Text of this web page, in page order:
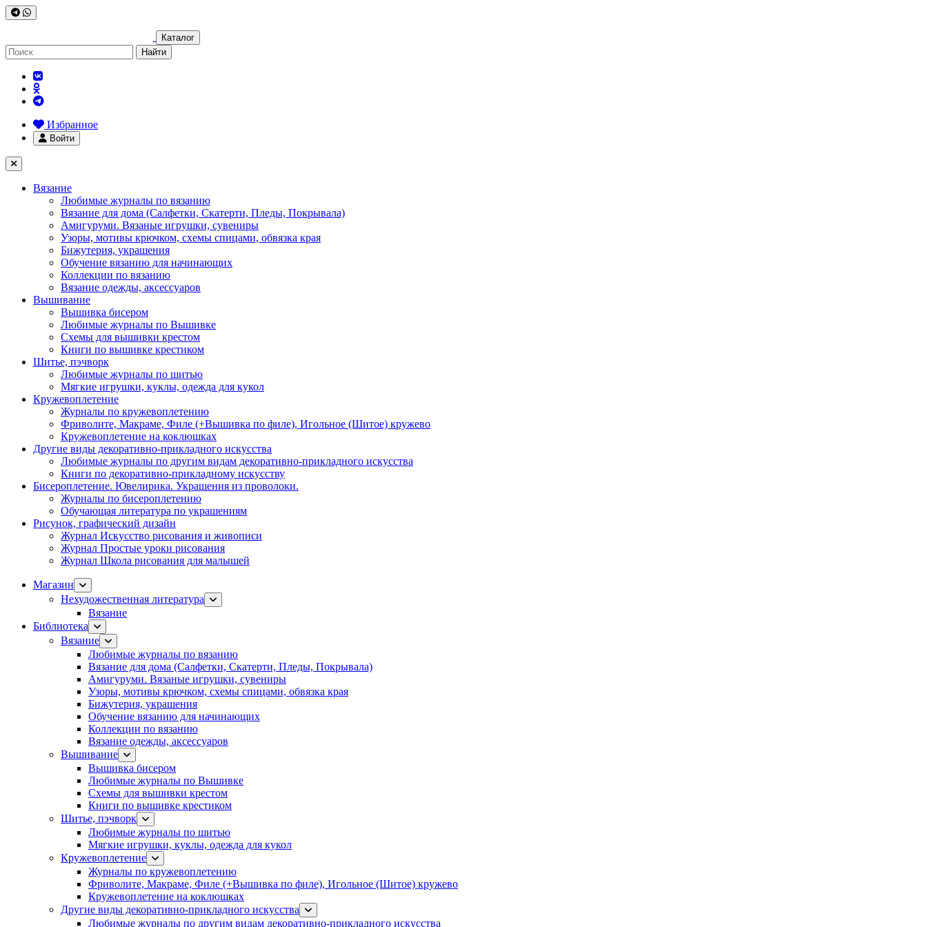
Каталог
Найти
Избранное
Войти
Вязание
Любимые журналы по вязанию
Вязание для дома (Салфетки, Скатерти, Пледы, Покрывала)
Амигуруми. Вязаные игрушки, сувениры
Узоры, мотивы крючком, схемы спицами, обвязка края
Бижутерия, украшения
Обучение вязанию для начинающих
Коллекции по вязанию
Вязание одежды, аксессуаров
Вышивание
Вышивка бисером
Любимые журналы по Вышивке
Схемы для вышивки крестом
Книги по вышивке крестиком
Шитье, пэчворк
Любимые журналы по шитью
Мягкие игрушки, куклы, одежда для кукол
Кружевоплетение
Журналы по кружевоплетению
Фриволите, Макраме, Филе (+Вышивка по филе), Игольное (Шитое) кружево
Кружевоплетение на коклюшках
Другие виды декоративно-прикладного искусства
Любимые журналы по другим видам декоративно-прикладного искусства
Книги по декоративно-прикладному искусству
Бисероплетение. Ювелирика. Украшения из проволоки.
Журналы по бисероплетению
Обучающая литература по украшениям
Рисунок, графический дизайн
Журнал Искусство рисования и живописи
Журнал Простые уроки рисования
Журнал Школа рисования для малышей
Магазин
Нехудожественная литература
Вязание
Библиотека
Вязание
Любимые журналы по вязанию
Вязание для дома (Салфетки, Скатерти, Пледы, Покрывала)
Амигуруми. Вязаные игрушки, сувениры
Узоры, мотивы крючком, схемы спицами, обвязка края
Бижутерия, украшения
Обучение вязанию для начинающих
Коллекции по вязанию
Вязание одежды, аксессуаров
Вышивание
Вышивка бисером
Любимые журналы по Вышивке
Схемы для вышивки крестом
Книги по вышивке крестиком
Шитье, пэчворк
Любимые журналы по шитью
Мягкие игрушки, куклы, одежда для кукол
Кружевоплетение
Журналы по кружевоплетению
Фриволите, Макраме, Филе (+Вышивка по филе), Игольное (Шитое) кружево
Кружевоплетение на коклюшках
Другие виды декоративно-прикладного искусства
Любимые журналы по другим видам декоративно-прикладного искусства